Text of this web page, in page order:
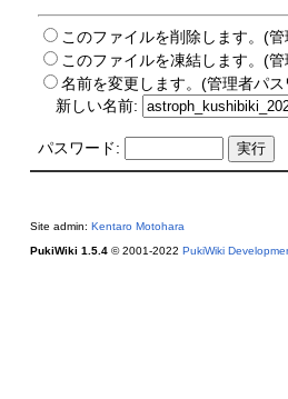
このファイルを削除します。(
このファイルを凍結します。(
名前を変更します。(管理者パ
新しい名前:
パスワード:
Site admin: Kentaro Motohara
PukiWiki 1.5.4© 2001-2022 PukiWiki